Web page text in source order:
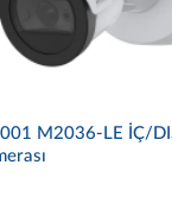
M2036-LE İÇ/